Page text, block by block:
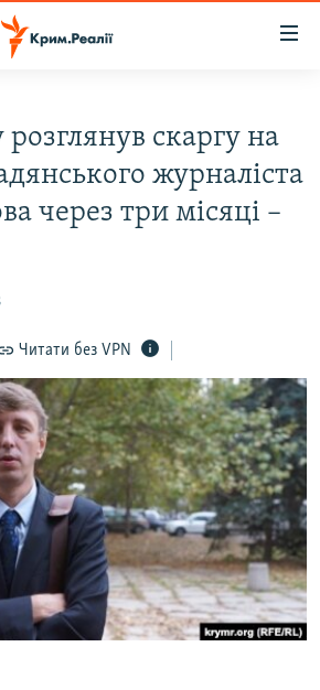
КРИМУ
скаргу на
журналіста
через три місяці –
Читати без VPN